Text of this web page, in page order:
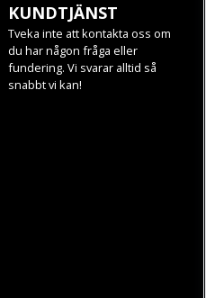
KUNDTJÄNST
Tveka inte att kontakta oss om
du har någon fråga eller
fundering. Vi svarar alltid så
snabbt vi kan!